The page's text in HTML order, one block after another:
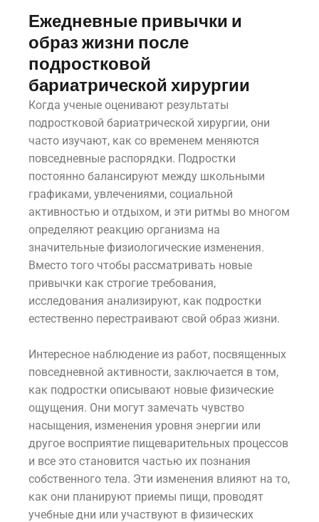
Ежедневные привычки и
образ жизни после
подростковой
бариатрической хирургии
Когда ученые оценивают результаты
подростковой бариатрической хирургии, они
часто изучают, как со временем меняются
повседневные распорядки. Подростки
постоянно балансируют между школьными
графиками, увлечениями, социальной
активностью и отдыхом, и эти ритмы во многом
определяют реакцию организма на
значительные физиологические изменения.
Вместо того чтобы рассматривать новые
привычки как строгие требования,
исследования анализируют, как подростки
естественно перестраивают свой образ жизни.
Интересное наблюдение из работ, посвященных
повседневной активности, заключается в том,
как подростки описывают новые физические
ощущения. Они могут замечать чувство
насыщения, изменения уровня энергии или
другое восприятие пищеварительных процессов
и все это становится частью их познания
собственного тела. Эти изменения влияют на то,
как они планируют приемы пищи, проводят
учебные дни или участвуют в физических